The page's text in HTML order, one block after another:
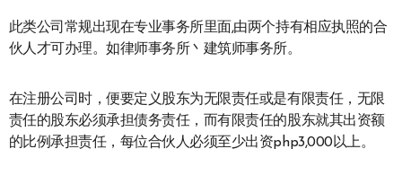
此类公司常规出现在专业事务所里面,由两个持有相应执照的合
伙人才可办理。如律师事务所丶建筑师事务所。
在注册公司时，便要定义股东为无限责任或是有限责任，无限
责任的股东必须承担债务责任，而有限责任的股东就其出资额
的比例承担责任，每位合伙人必须至少出资php3,000以上。